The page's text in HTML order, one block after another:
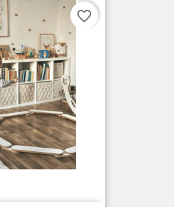
favorite_border